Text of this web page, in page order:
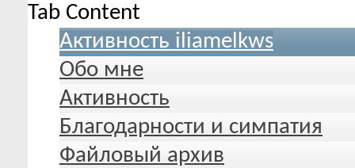
Tab Content
Активность iliamelkws
Обо мне
Активность
Благодарности и симпатия
Файловый архив